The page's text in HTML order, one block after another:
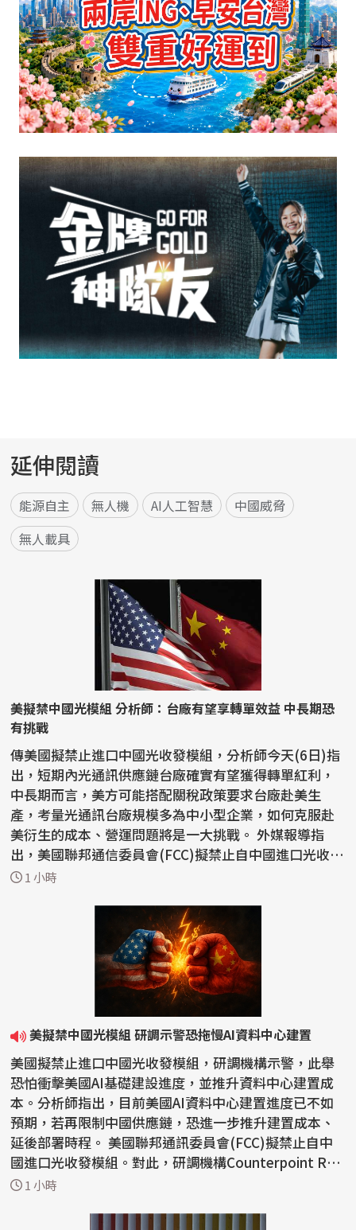
延伸閱讀
能源自主 無人機 AI人工智慧
中國威脅
無人載具
美擬禁中國光模組 分析師：台廠有望享轉單效益 中長期恐
有挑戰
傳美國擬禁止進口中國光收發模組，分析師今天(6日)指
出，短期內光通訊供應鏈台廠確實有望獲得轉單紅利，
中長期而言，美方可能搭配關稅政策要求台廠赴美生
產，考量光通訊台廠規模多為中小型企業，如何克服赴
美衍生的成本、營運問題將是一大挑戰。 外媒報導指
出，美國聯邦通信委員會(FCC)擬禁止自中國進口光收發
模組。...
1 小時
美擬禁中國光模組 研調示警恐拖慢AI資料中心建置
美國擬禁止進口中國光收發模組，研調機構示警，此舉
恐怕衝擊美國AI基礎建設進度，並推升資料中心建置成
本。分析師指出，目前美國AI資料中心建置進度已不如
預期，若再限制中國供應鏈，恐進一步推升建置成本、
延後部署時程。 美國聯邦通訊委員會(FCC)擬禁止自中
國進口光收發模組。對此，研調機構Counterpoint Res
earc...
1 小時